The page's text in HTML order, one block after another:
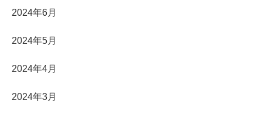
2024年6月
2024年5月
2024年4月
2024年3月